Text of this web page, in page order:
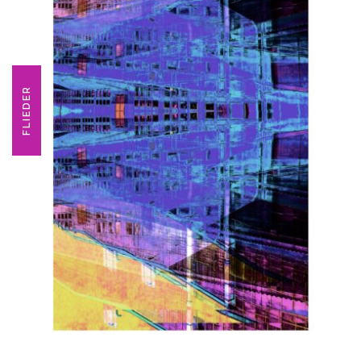
FLIEDER